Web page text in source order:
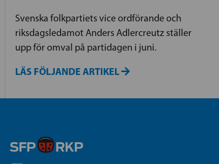
Svenska folkpartiets vice ordförande och
riksdagsledamot Anders Adlercreutz ställer
upp för omval på partidagen i juni.
LÄS FÖLJANDE ARTIKEL